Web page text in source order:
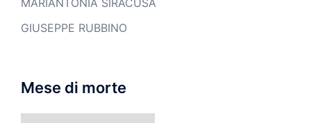
MARIANTONIA SIRACUSA
GIUSEPPE RUBBINO
Mese di morte